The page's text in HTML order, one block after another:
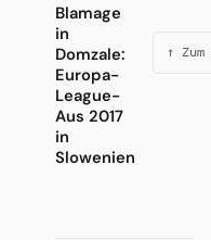
Blamage
in
Domzale:
Europa-
League-
Aus 2017
in
Slowenien
↑